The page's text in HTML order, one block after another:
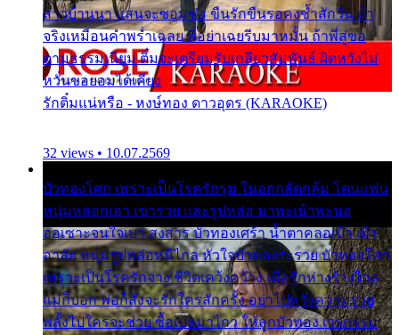
สาวบ้านนา แสนจะซอมซ่อ ขืนรักขืนรอคงช้ำสักวัน ถ้า
จริงเหมือนคำพร่ำเฉลย พี่อย่าเฉยรีบมาหมั้น ถ้าพี่สู่ขอ
ตามธรรมเนียม ติ๋มจะเตรียมรับเกลียวสัมพันธ์ ผิดหวังไม่
หวั่นขอยอมได้เคียง
รักติ๋มแน่หรือ - หงษ์ทอง ดาวอุดร (KARAOKE)
32 views • 10.07.2569
บัวทองโศก เพราะเป็นโรครักรุม ในอกกลัดกลุ้ม โดนแฟน
หนุ่มหลอกเอา เขารวย และรูปหล่อ มาพะเน้าพะนอ
ออเซาะจนใจเบา สงสาร บัวทองเศร้า น้ำตาคลอเบ้า เฝ้า
อาลัย หนุ่มรูปหล่อหนีไกล หัวใจบัวทองระรวย บัวทองโศก
เพราะเป็นโรครักจาง ชีวิตเคว้งคว้าง เมื่อรักห่างร้างไกล
แม่ก็บอก พ่อก็สั่งจะรักใครสักครั้ง อย่าไปหวังความรวย
พลั้งไปใครจะช่วย ซื้อเปลมาไกว ให้ลูกบัวทอง เวรกรรม